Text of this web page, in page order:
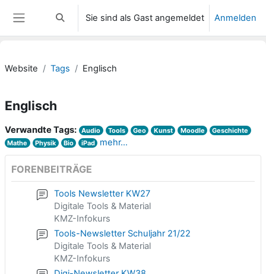
Website-Übersicht
Sucheingabe umschalten
Sie sind als Gast angemeldet Anmelden
Website Tags Englisch
Englisch
Verwandte Tags: Audio Tools Geo Kunst Moodle
Geschichte
Mathe
Physik Bio iPad mehr...
FORENBEITRÄGE
Tools Newsletter KW27
Digitale Tools & Material
KMZ-Infokurs
Tools-Newsletter Schuljahr 21/22
Digitale Tools & Material
KMZ-Infokurs